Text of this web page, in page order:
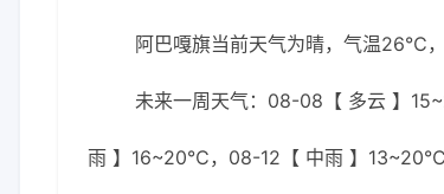
阿巴嘎旗当前天气为晴，气温26℃
未来一周天气：08-08【 多云 】
雨 】16~20℃，08-12【 中雨 】